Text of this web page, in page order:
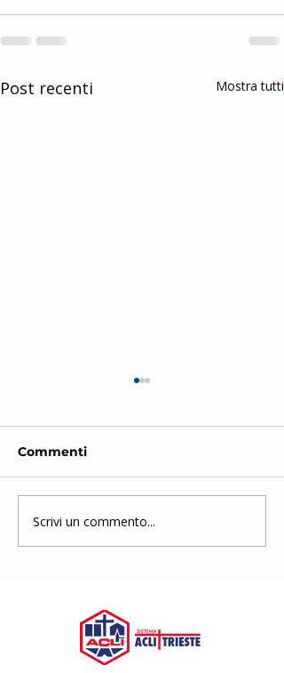
Post recenti Mostra tutti
Corso di formazione
gratuito per assistenti
Commenti
Scrivi un commento...